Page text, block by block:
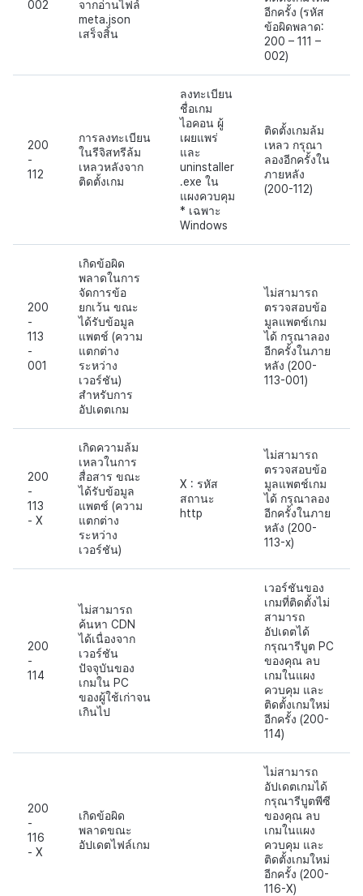
002
จากอ่านไฟล์
meta.json
เสร็จสิ้น
อีกครั้ง (รหัส
ข้อผิดพลาด:
200 – 111 –
002)
200
-
112
การลงทะเบียน
ในรีจิสทรีล้ม
เหลวหลังจาก
ติดตั้งเกม
ลงทะเบียน
ชื่อเกม
ไอคอน ผู้
เผยแพร่
และ
uninstaller
.exe ใน
แผงควบคุม
* เฉพาะ
Windows
ติดตั้งเกมล้ม
เหลว กรุณา
ลองอีกครั้งใน
ภายหลัง
(200-112)
200
-
113
-
001
เกิดข้อผิด
พลาดในการ
จัดการข้อ
ยกเว้น ขณะ
ได้รับข้อมูล
แพตช์ (ความ
แตกต่าง
ระหว่าง
เวอร์ชัน)
สำหรับการ
อัปเดตเกม
ไม่สามารถ
ตรวจสอบข้อ
มูลแพตช์เกม
ได้ กรุณาลอง
อีกครั้งในภาย
หลัง (200-
113-001)
200
-
113
- X
เกิดความล้ม
เหลวในการ
สื่อสาร ขณะ
ได้รับข้อมูล
แพตช์ (ความ
แตกต่าง
ระหว่าง
เวอร์ชัน)
X : รหัส
สถานะ
http
ไม่สามารถ
ตรวจสอบข้อ
มูลแพตช์เกม
ได้ กรุณาลอง
อีกครั้งในภาย
หลัง (200-
113-x)
200
-
114
ไม่สามารถ
ค้นหา CDN
ได้เนื่องจาก
เวอร์ชัน
ปัจจุบันของ
เกมใน PC
ของผู้ใช้เก่าจน
เกินไป
เวอร์ชันของ
เกมที่ติดตั้งไม่
สามารถ
อัปเดตได้
กรุณารีบูต PC
ของคุณ ลบ
เกมในแผง
ควบคุม และ
ติดตั้งเกมใหม่
อีกครั้ง (200-
114)
200
-
116
- X
เกิดข้อผิด
พลาดขณะ
อัปเดตไฟล์เกม
ไม่สามารถ
อัปเดตเกมได้
กรุณารีบูตพีซี
ของคุณ ลบ
เกมในแผง
ควบคุม และ
ติดตั้งเกมใหม่
อีกครั้ง (200-
116-X)